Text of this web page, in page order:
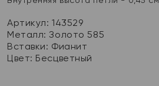
Артикул: 143529
Металл:Золото 585
Вставки: Фианит
Цвет: Бесцветный